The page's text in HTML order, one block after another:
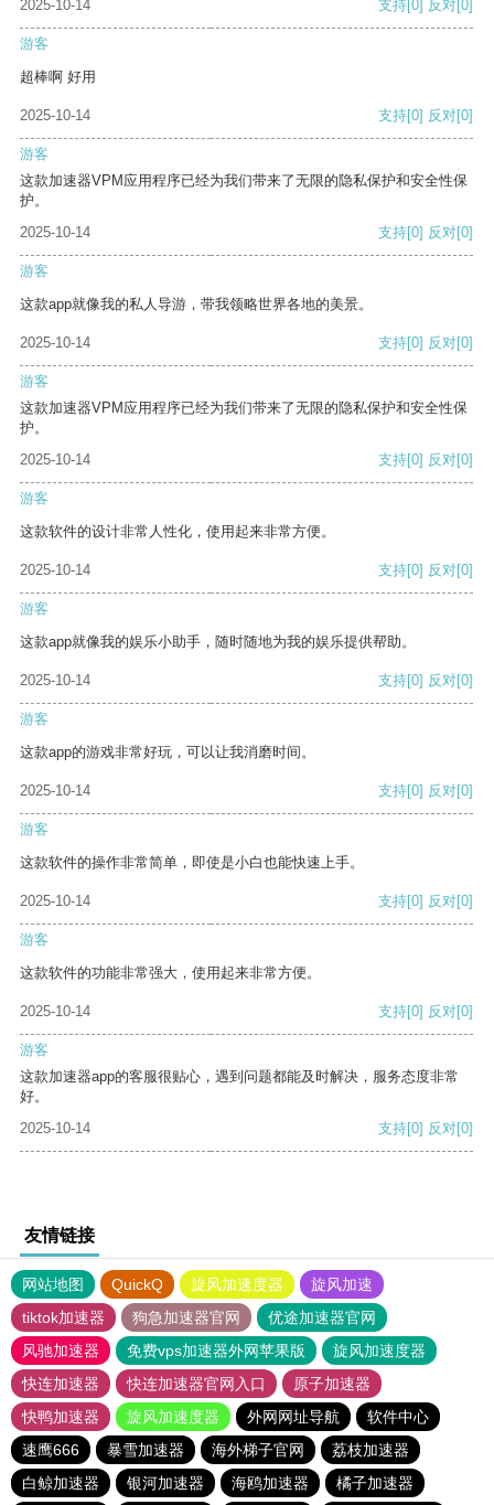
2025-10-14 支持[0] 反对[0]
游客
超棒啊 好用
2025-10-14 支持[0] 反对[0]
游客
这款加速器VPM应用程序已经为我们带来了无限的隐私保护和安全性保
护。
2025-10-14
支持[0] 反对[0]
游客
这款app就像我的私人导游，带我领略世界各地的美景。
2025-10-14 支持[0] 反对[0]
游客
这款加速器VPM应用程序已经为我们带来了无限的隐私保护和安全性保
护。
2025-10-14
支持[0] 反对[0]
游客
这款软件的设计非常人性化，使用起来非常方便。
2025-10-14 支持[0] 反对[0]
游客
这款app就像我的娱乐小助手，随时随地为我的娱乐提供帮助。
2025-10-14 支持[0] 反对[0]
游客
这款app的游戏非常好玩，可以让我消磨时间。
2025-10-14 支持[0] 反对[0]
游客
这款软件的操作非常简单，即使是小白也能快速上手。
2025-10-14 支持[0] 反对[0]
游客
这款软件的功能非常强大，使用起来非常方便。
2025-10-14 支持[0] 反对[0]
游客
这款加速器app的客服很贴心，遇到问题都能及时解决，服务态度非常
好。
2025-10-14
支持[0] 反对[0]
友情链接
网站地图 QuickQ 旋风加速度器
旋风加速
tiktok加速器
狗急加速器官网
优途加速器官网
风驰加速器
免费vps加速器外网苹果版
旋风加速度器
快连加速器
快连加速器官网入口
原子加速器
快鸭加速器
旋风加速度器 外网网址导航
软件中心
速鹰666
暴雪加速器 海外梯子官网
荔枝加速器
白鲸加速器
银河加速器 海鸥加速器 橘子加速器